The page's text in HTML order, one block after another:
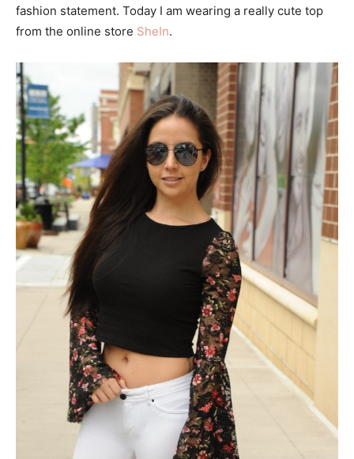
fashion statement. Today I am wearing a really cute top
from the online store SheIn.